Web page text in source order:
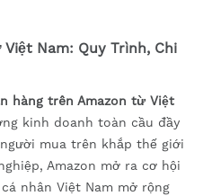
Nam: Quy Trình, Chi
hàng trên Amazon từ Việt
kinh doanh toàn cầu đầy
mua trên khắp thế giới
Amazon mở ra cơ hội
nhân Việt Nam mở rộng